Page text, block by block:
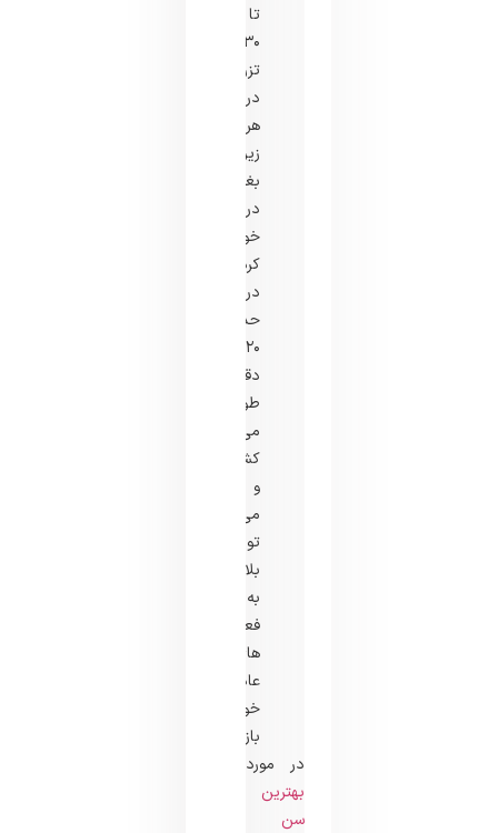
تا
۳۰
تزریق
در
هر
زیر
بغل
دریافت
خواهید
کرد.
درمان
حدود
۲۰
دقیقه
طول
می
کشد
و
می
توانید
بلافاصله
به
فعالیت
های
عادی
خود
بازگردید.
در مورد
بهترین
سن